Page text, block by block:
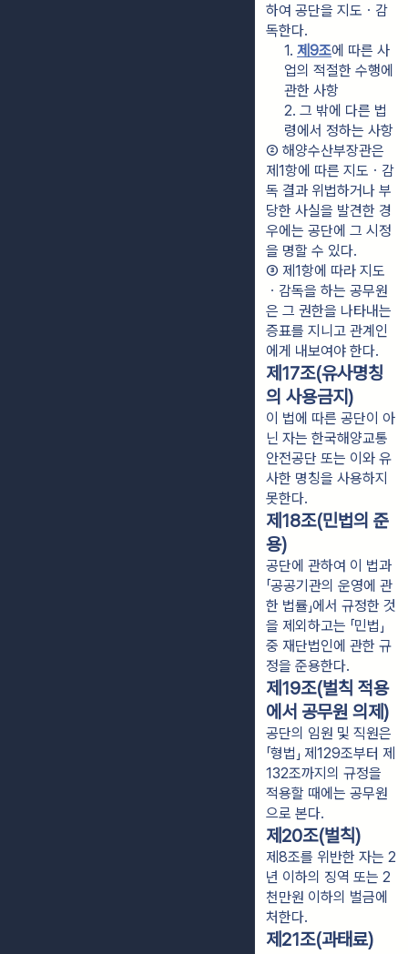
하여 공단을 지도ㆍ감
독한다.
1. 제9조에 따른 사
업의 적절한 수행에
관한 사항
2. 그 밖에 다른 법
령에서 정하는 사항
② 해양수산부장관은
제1항에 따른 지도ㆍ감
독 결과 위법하거나 부
당한 사실을 발견한 경
우에는 공단에 그 시정
을 명할 수 있다.
③ 제1항에 따라 지도
ㆍ감독을 하는 공무원
은 그 권한을 나타내는
증표를 지니고 관계인
에게 내보여야 한다.
제17조(유사명칭
의 사용금지)
이 법에 따른 공단이 아
닌 자는 한국해양교통
안전공단 또는 이와 유
사한 명칭을 사용하지
못한다.
제18조(민법의 준
용)
공단에 관하여 이 법과
「공공기관의 운영에 관
한 법률」에서 규정한 것
을 제외하고는 「민법」
중 재단법인에 관한 규
정을 준용한다.
제19조(벌칙 적용
에서 공무원 의제)
공단의 임원 및 직원은
「형법」 제129조부터 제
132조까지의 규정을
적용할 때에는 공무원
으로 본다.
제20조(벌칙)
제8조를 위반한 자는 2
년 이하의 징역 또는 2
천만원 이하의 벌금에
처한다.
제21조(과태료)